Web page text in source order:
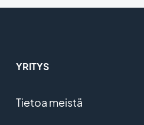
YRITYS
Tietoa meistä